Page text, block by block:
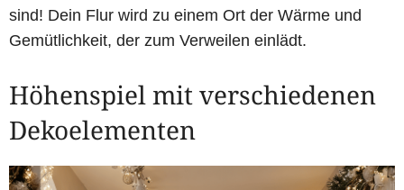
sind! Dein Flur wird zu einem Ort der Wärme und
Gemütlichkeit, der zum Verweilen einlädt.
Höhenspiel mit verschiedenen
Dekoelementen